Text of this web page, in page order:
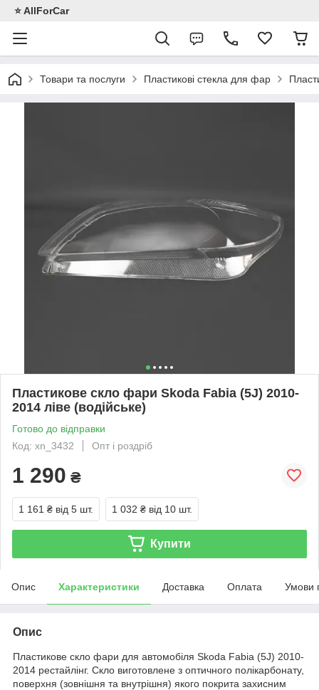
⭐️ AllForCar
Товари та послуги Пластикові стекла для фар
Пластикове скло фари Skoda Fabia (5J) 2010-
2014 ліве (водійське)
Готово до відправки
Код: xn_3432
Опт і роздріб
1 290 ₴
1 161 ₴ від 5 шт. 1 032 ₴ від 10 шт.
Купити
Опис Характеристики Доставка Оплата Умови
Опис
Пластикове скло фари для автомобіля Skoda Fabia (5J) 2010-
2014 рестайлінг. Скло виготовлене з оптичного полікарбонату,
поверхня (зовнішня та внутрішня) якого покрита захисним